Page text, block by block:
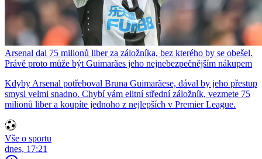
Arsenal dal 75 milionů liber za záložníka, bez kterého by se obešel.
Právě proto může být Guimarães jeho nejnebezpečnějším nákupem
Kdyby Arsenal potřeboval Bruna Guimarãese, dával by jeho přestup
smysl velmi snadno. Chybí vám elitní střední záložník, vezmete 75
milionů liber a koupíte jednoho z nejlepších v Premier League.
Vše o sportu
dnes, 17:21